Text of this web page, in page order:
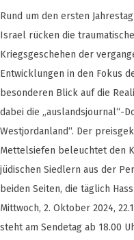
Rund um den ersten
Israel rücken die
Kriegsgeschehen der
Entwicklungen in den Fokus
besonderen Blick auf die
dabei die „auslandsjournal“-
Westjordanland“. Der
Mettelsiefen beleuchtet den
jüdischen Siedlern aus der
beiden Seiten, die täglich
Mittwoch, 2. Oktober 2024,
steht am Sendetag ab 18.00